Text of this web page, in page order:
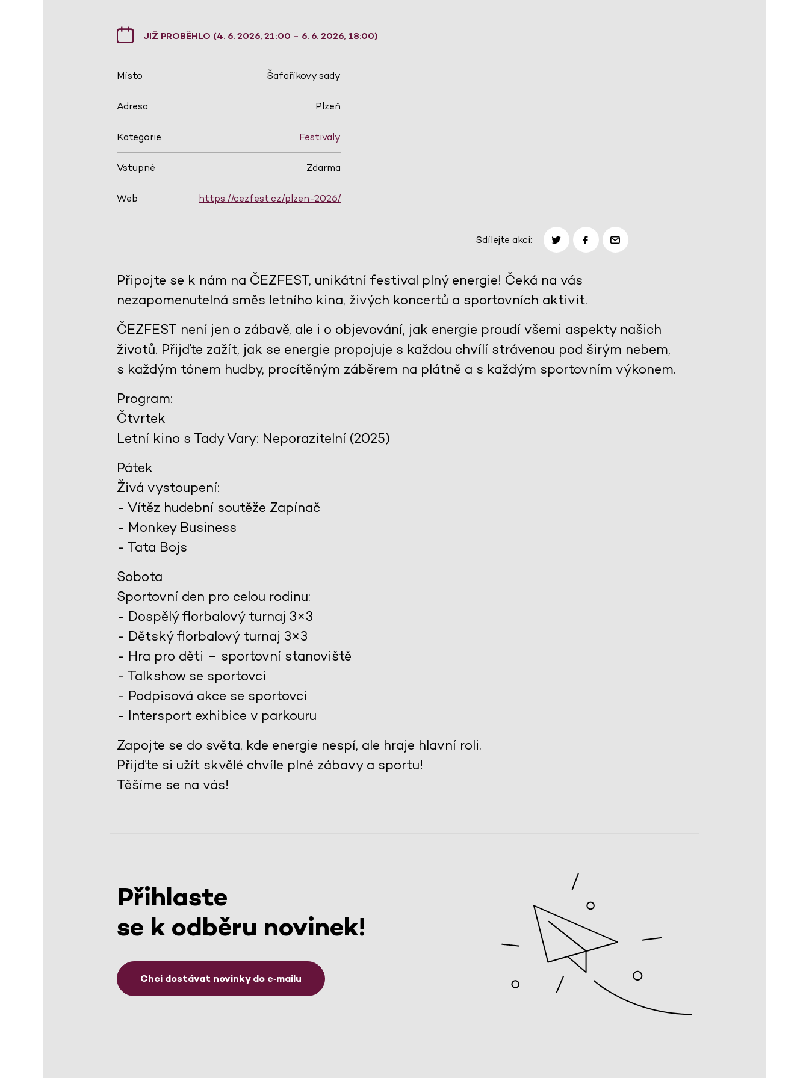
JIŽ PROBĚHLO (4. 6. 2026, 21:00 – 6. 6. 2026, 18:00)
Místo Šafaříkovy sady
Adresa Plzeň
Kategorie Festivaly
Vstupné Zdarma
Web https://cezfest.cz/plzen-2026/
Sdílejte akci:
Připojte se k nám na ČEZFEST, unikátní festival plný energie! Čeká na vás
nezapomenutelná směs letního kina, živých koncertů a sportovních aktivit.
ČEZFEST není jen o zábavě, ale i o objevování, jak energie proudí všemi aspekty našich
životů. Přijďte zažít, jak se energie propojuje s každou chvílí strávenou pod širým nebem,
s každým tónem hudby, procítěným záběrem na plátně a s každým sportovním výkonem.
Program:
Čtvrtek
Letní kino s Tady Vary: Neporazitelní (2025)
Pátek
Živá vystoupení:
- Vítěz hudební soutěže Zapínač
- Monkey Business
- Tata Bojs
Sobota
Sportovní den pro celou rodinu:
- Dospělý florbalový turnaj 3×3
- Dětský florbalový turnaj 3×3
- Hra pro děti – sportovní stanoviště
- Talkshow se sportovci
- Podpisová akce se sportovci
- Intersport exhibice v parkouru
Zapojte se do světa, kde energie nespí, ale hraje hlavní roli.
Přijďte si užít skvělé chvíle plné zábavy a sportu!
Těšíme se na vás!
Přihlaste
se k odběru novinek!
Chci dostávat novinky do e‑mailu